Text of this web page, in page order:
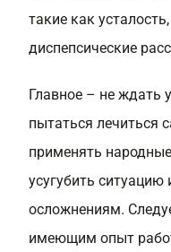
такие как
диспепсические
Главное – не ждать
пытаться лечиться
применять
усугубить
осложнениям.
имеющим опыт